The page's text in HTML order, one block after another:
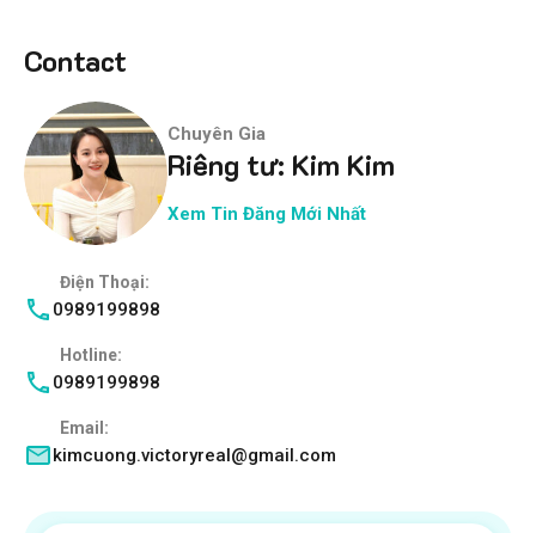
Contact
Chuyên Gia
Riêng tư: Kim Kim
Xem Tin Đăng Mới Nhất
Điện Thoại:
0989199898
Hotline:
0989199898
Email:
kimcuong.victoryreal@gmail.com